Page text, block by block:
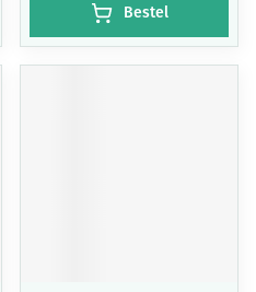
Bestel